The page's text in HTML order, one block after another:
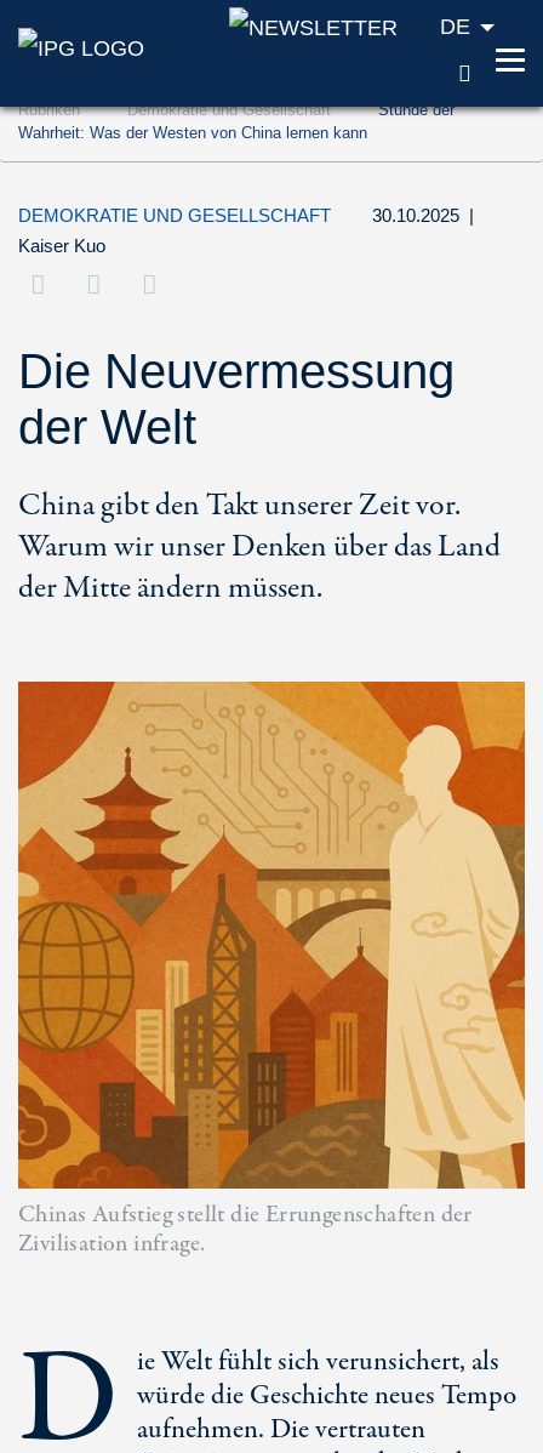
Zum Inhalt springen (Accesskey '1')
Zur Suche springen (Accesskey '2')
DE
Rubriken Demokratie und Gesellschaft
Stunde der
Wahrheit: Was der Westen von China lernen kann
DEMOKRATIE UND GESELLSCHAFT 30.10.2025 |
Kaiser Kuo
Die Neuvermessung
der Welt
China gibt den Takt unserer Zeit vor.
Warum wir unser Denken über das Land
der Mitte ändern müssen.
Chinas Aufstieg stellt die Errungenschaften der
Zivilisation infrage.
D
ie Welt fühlt sich verunsichert, als
würde die Geschichte neues Tempo
aufnehmen. Die vertrauten